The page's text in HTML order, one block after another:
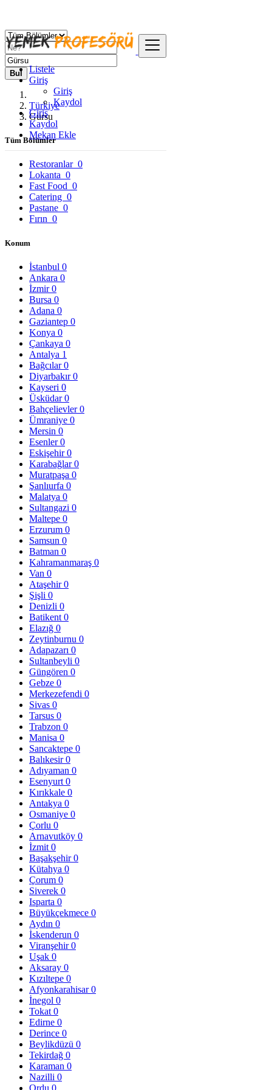
Listele
Giriş
Giriş
Kaydol
Giriş
Kaydol
Mekan Ekle
Bul
Türkiye
Gürsu
Tüm Bölümler
Restoranlar 0
Lokanta 0
Fast Food 0
Catering 0
Pastane 0
Fırın 0
Konum
İstanbul 0
Ankara 0
İzmir0
Bursa 0
Adana 0
Gaziantep 0
Konya 0
Çankaya 0
Antalya 1
Bağcılar0
Diyarbakır0
Kayseri 0
Üsküdar0
Bahçelievler0
Ümraniye 0
Mersin 0
Esenler0
Eskişehir0
Karabağlar0
Muratpaşa 0
Şanlıurfa 0
Malatya 0
Sultangazi 0
Maltepe 0
Erzurum 0
Samsun 0
Batman 0
Kahramanmaraş 0
Van 0
Ataşehir0
Şişli 0
Denizli 0
Batikent 0
Elazığ 0
Zeytinburnu 0
Adapazarı 0
Sultanbeyli 0
Güngören 0
Gebze 0
Merkezefendi 0
Sivas 0
Tarsus 0
Trabzon 0
Manisa 0
Sancaktepe 0
Balıkesir0
Adıyaman 0
Esenyurt 0
Kırıkkale 0
Antakya 0
Osmaniye 0
Çorlu 0
Arnavutköy 0
İzmit 0
Başakşehir0
Kütahya 0
Çorum 0
Siverek 0
Isparta 0
Büyükçekmece 0
Aydın 0
İskenderun 0
Viranşehir0
Uşak 0
Aksaray 0
Kızıltepe 0
Afyonkarahisar0
İnegol 0
Tokat 0
Edirne 0
Derince 0
Beylikdüzü 0
Tekirdağ 0
Karaman 0
Nazilli 0
Ordu 0